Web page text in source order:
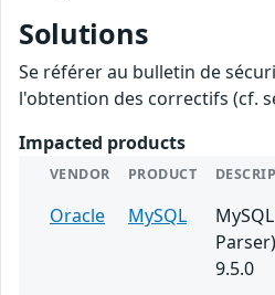
Solutions
Se référer au bulletin de
l'obtention des correctifs (cf.
Impacted products
VENDOR PRODUCT
Oracle MySQL
9.5.0